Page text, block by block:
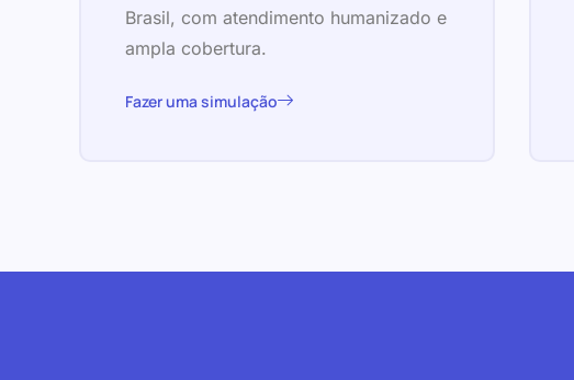
Brasil, com atendimento humanizado e
ampla cobertura.
Fazer uma simulação